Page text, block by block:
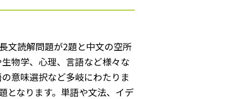
文読解問題が2題と中文の空所
物学、心理、言語など様々な
意味選択など多岐にわたりま
となります。単語や文法、イデ